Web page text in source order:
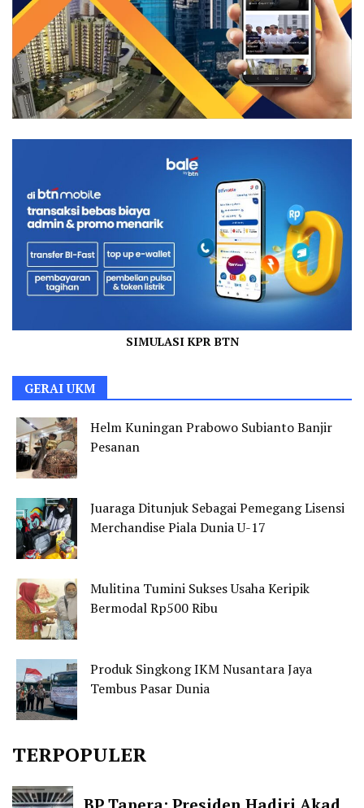
SIMULASI KPR BTN
GERAI UKM
Helm Kuningan Prabowo Subianto Banjir
Pesanan
Juaraga Ditunjuk Sebagai Pemegang Lisensi
Merchandise Piala Dunia U-17
Mulitina Tumini Sukses Usaha Keripik
Bermodal Rp500 Ribu
Produk Singkong IKM Nusantara Jaya
Tembus Pasar Dunia
TERPOPULER